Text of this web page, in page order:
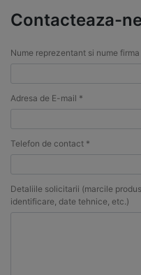
Contacteaza-
Nume reprezentant si nume
Adresa de E-mail *
Telefon de contact *
Detaliile solicitarii (marcile
identificare, date tehnice, etc.)